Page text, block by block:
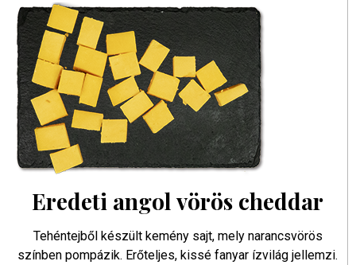
Eredeti angol vörös cheddar
Tehéntejből készült kemény sajt, mely narancsvörös
színben pompázik. Erőteljes, kissé fanyar ízvilág jellemzi.